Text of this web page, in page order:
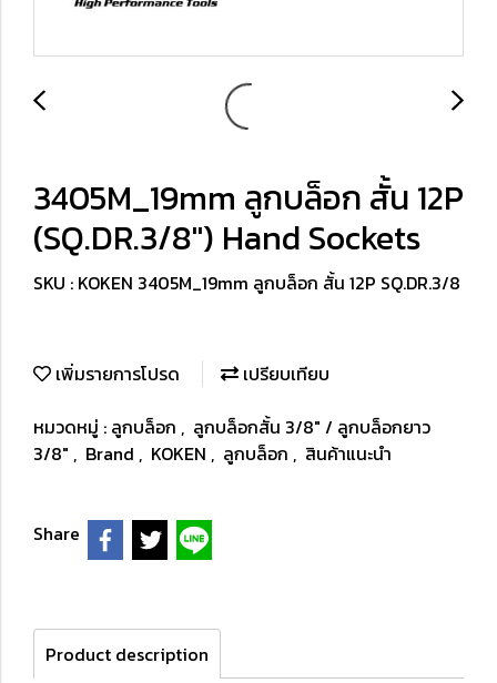
3405M_19mm ลูกบล็อก สั้น 12P
(SQ.DR.3/8") Hand Sockets
SKU : KOKEN 3405M_19mm ลูกบล็อก สั้น 12P SQ.DR.3/8
เพิ่มรายการโปรด
เปรียบเทียบ
หมวดหมู่ : ลูกบล็อก , ลูกบล็อกสั้น 3/8" / ลูกบล็อกยาว
3/8" , Brand , KOKEN , ลูกบล็อก , สินค้าแนะนำ
Share
Product description